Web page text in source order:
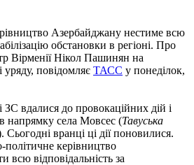
Азербайджану нестиме всю
обстановки в регіоні. Про
Вірменії Нікол Пашинян на
уряду, повідомляє ТАСС у понеділок,
вдалися до провокаційних дій і
напрямку села Мовсес (Тавуська
Сьогодні вранці ці дії поновилися.
керівництво
всю відповідальність за